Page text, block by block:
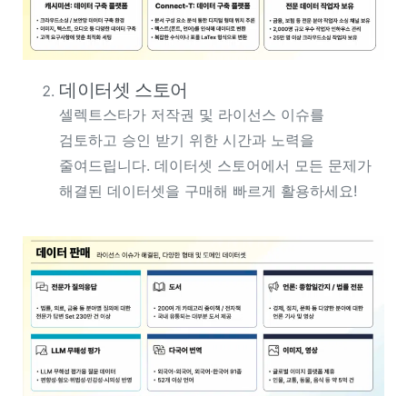
데이터셋 스토어
셀렉트스타가 저작권 및 라이선스 이슈를
검토하고 승인 받기 위한 시간과 노력을
줄여드립니다. 데이터셋 스토어에서 모든 문제가
해결된 데이터셋을 구매해 빠르게 활용하세요!